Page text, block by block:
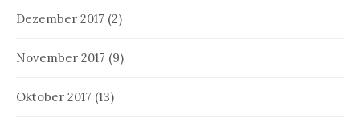
Dezember 2017 (2)
November 2017 (9)
Oktober 2017 (13)